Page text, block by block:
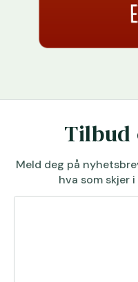
Tilbud
Meld deg på
hva som skjer